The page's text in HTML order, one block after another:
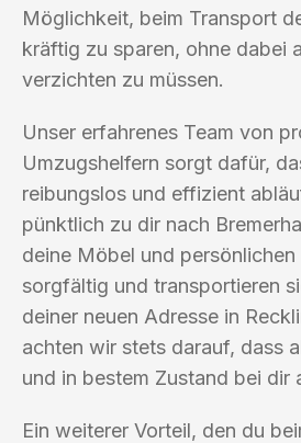
Möglichkeit, beim Transport
kräftig zu sparen, ohne dabei
verzichten zu müssen.
Unser erfahrenes Team von
Umzugshelfern sorgt dafür,
reibungslos und effizient
pünktlich zu dir nach
deine Möbel und persönlichen
sorgfältig und transportieren
deiner neuen Adresse in
achten wir stets darauf, dass
und in bestem Zustand bei dir
Ein weiterer Vorteil, den du